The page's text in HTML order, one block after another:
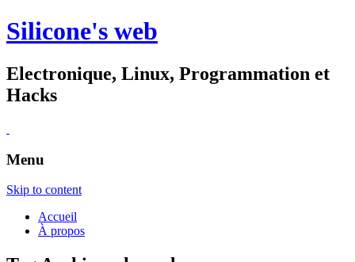
Silicone's web
Electronique, Linux, Programmation et
Hacks
Menu
Skip to content
Accueil
À propos